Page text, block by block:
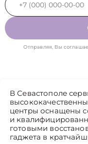
Отправляя, Вы
В Севастополе
центры оснащены
и
готовыми
гаджета в